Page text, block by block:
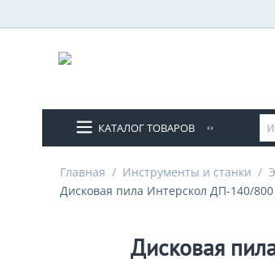
КАТАЛОГ ТОВАРОВ
Главная / Инструменты и станки /
Дисковая пила Интерскол ДП-140/
Дисковая